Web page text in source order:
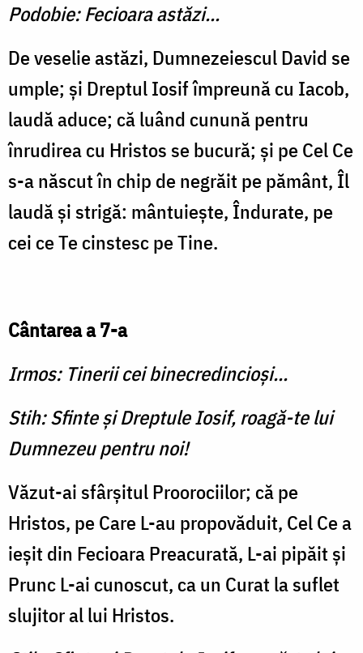
Podobie: Fecioara astăzi...
De veselie astăzi, Dumneze­iescul David se
umple; şi Dreptul Iosif împreună cu Iacob,
laudă aduce; că luând cunună pentru
înrudirea cu Hristos se bucură; şi pe Cel Ce
s-a născut în chip de negrăit pe pământ, Îl
laudă şi strigă: mântuieşte, Îndurate, pe
cei ce Te cinstesc pe Tine.
Cântarea a 7-a
Irmos: Tinerii cei binecredincioşi...
Stih: Sfinte şi Dreptule Iosif, roagă-te lui
Dumnezeu pentru noi!
Văzut-ai sfârşitul Proorociilor; că pe
Hristos, pe Care L-au propovăduit, Cel Ce a
ieşit din Fecioara Preacurată, L-ai pipăit şi
Prunc L-ai cunoscut, ca un Curat la suflet
slujitor al lui Hristos.